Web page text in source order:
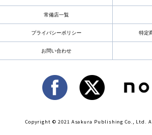
常備店一覧
プライバシーポリシー 特定
お問い合わせ
Copyright © 2021 Asakura Publishing Co., Ltd.